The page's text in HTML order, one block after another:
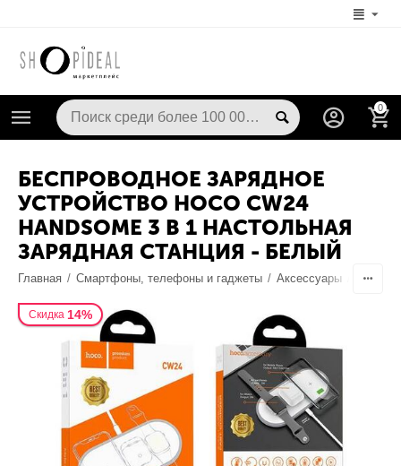
0
БЕСПРОВОДНОЕ ЗАРЯДНОЕ
УСТРОЙСТВО HOCO CW24
HANDSOME 3 В 1 НАСТОЛЬНАЯ
ЗАРЯДНАЯ СТАНЦИЯ - БЕЛЫЙ
Главная / Смартфоны, телефоны и гаджеты / Аксессуары Док-
Скидка 14%